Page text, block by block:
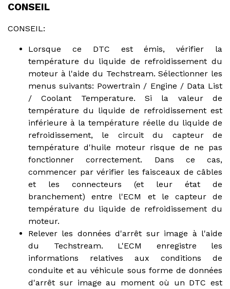
CONSEIL
CONSEIL:
Lorsque ce DTC est émis, vérifier la
température du liquide de refroidissement du
moteur à l'aide du Techstream. Sélectionner les
menus suivants: Powertrain / Engine / Data List
/ Coolant Temperature. Si la valeur de
température du liquide de refroidissement est
inférieure à la température réelle du liquide de
refroidissement, le circuit du capteur de
température d'huile moteur risque de ne pas
fonctionner correctement. Dans ce cas,
commencer par vérifier les faisceaux de câbles
et les connecteurs (et leur état de
branchement) entre l'ECM et le capteur de
température du liquide de refroidissement du
moteur.
Relever les données d'arrêt sur image à l'aide
du Techstream. L'ECM enregistre les
informations relatives aux conditions de
conduite et au véhicule sous forme de données
d'arrêt sur image au moment où un DTC est